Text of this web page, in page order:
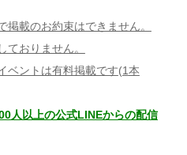
載のお約束はできません。
ておりません。
ベントは有料掲載です(1本
人以上の公式LINEからの配信